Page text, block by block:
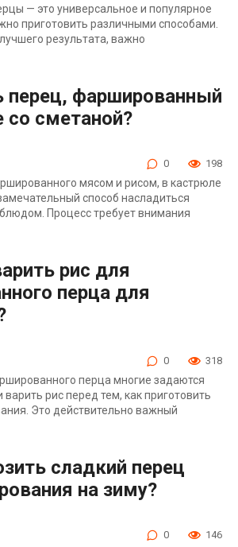
— это универсальное и популярное
приготовить различными способами.
результата, важно
перец, фаршированный
со сметаной?
0 198
мясом и рисом, в кастрюле
способ насладиться
Процесс требует внимания
рис для
перца для
0 318
перца многие задаются
рис перед тем, как приготовить
Это действительно важный
сладкий перец
на зиму?
0 146